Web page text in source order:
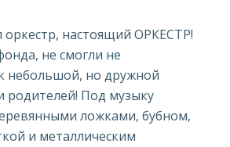
оркестр, настоящий ОРКЕСТР!
не смогли не
небольшой, но дружной
родителей! Под музыку
ложками, бубном,
и металлическим